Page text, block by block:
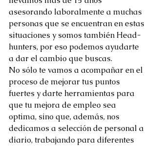
asesorando laboralmente a muchas
personas que se encuentran en estas
situaciones y somos también Head-
hunters, por eso podemos ayudarte
a dar el cambio que buscas.
No sólo te vamos a acompañar en el
proceso de mejorar tus puntos
fuertes y darte herramientas para
que tu mejora de empleo sea
optima, sino que, además, nos
dedicamos a selección de personal a
diario, trabajando para diferentes